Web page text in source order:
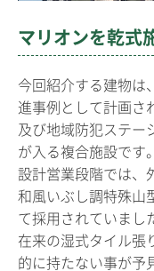
マリオンを乾式
今回紹介する建物は
進事例として計画さ
及び地域防犯ステー
が入る複合施設です。
設計営業段階では、
和風いぶし調特殊山
て採用されていまし
在来の湿式タイル張
的に持たない事が予